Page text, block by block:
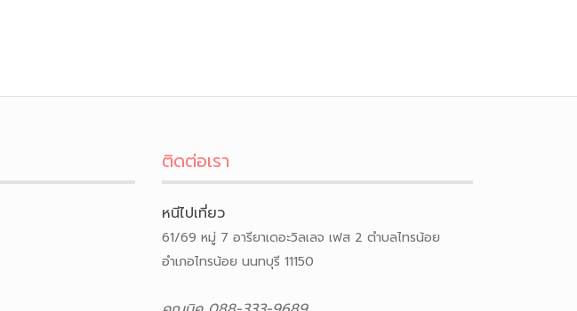
ติดต่อเรา
หนีไปเที่ยว
61/69 หมู่ 7 อารียาเดอะวิลเลจ เฟส 2 ตำบลไทรน้อย
อำเภอไทรน้อย นนทบุรี 11150